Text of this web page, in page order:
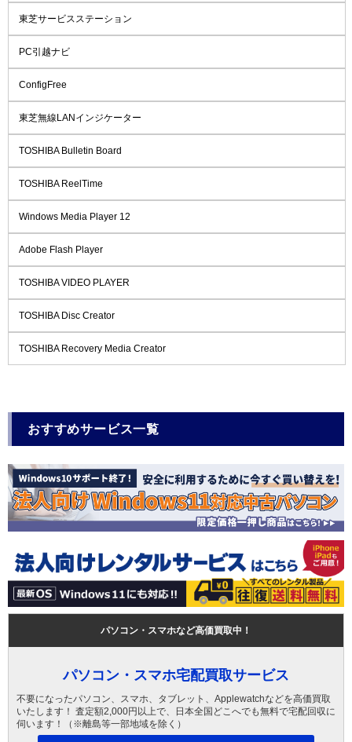
東芝サービスステーション
PC引越ナビ
ConfigFree
東芝無線LANインジケーター
TOSHIBA Bulletin Board
TOSHIBA ReelTime
Windows Media Player 12
Adobe Flash Player
TOSHIBA VIDEO PLAYER
TOSHIBA Disc Creator
TOSHIBA Recovery Media Creator
おすすめサービス一覧
パソコン・スマホなど高価買取中！
パソコン・スマホ宅配買取サービス
不要になったパソコン、スマホ、タブレット、Applewatchなどを高価買取
いたします！ 査定額2,000円以上で、日本全国どこへでも無料で宅配回収に
伺います！（※離島等一部地域を除く）